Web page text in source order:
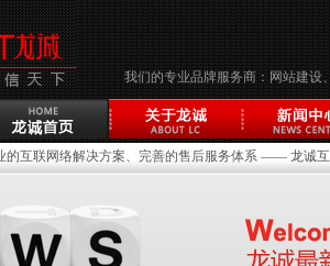
我们的专业品牌服务商：网站建设
的互联网络解决方案、完善的售后服务体系 —— 龙诚